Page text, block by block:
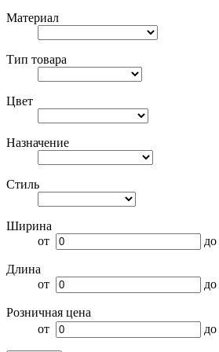
Материал
Тип товара
Цвет
Назначение
Стиль
Ширина
от
до
Длина
от
до
Розничная цена
от
до